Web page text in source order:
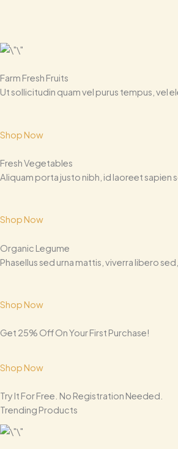
Farm Fresh Fruits
Ut sollicitudin quam vel purus tempus, vel
Shop Now
Fresh Vegetables
Aliquam porta justo nibh, id laoreet sapien
Shop Now
Organic Legume
Phasellus sed urna mattis, viverra libero
Shop Now
Get 25% Off On Your First Purchase!
Shop Now
Try It For Free. No Registration Needed.
Trending Products